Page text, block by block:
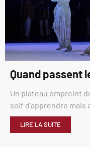
Quand passent
Un plateau empreint
soif d’apprendre
LIRE LA SUITE